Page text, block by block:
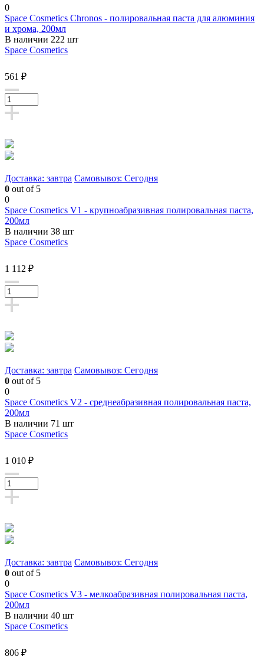
0
Space Cosmetics Chronos - полировальная паста для алюминия
и хрома, 200мл
В наличии 222 шт
Space Cosmetics
561 ₽
Доставка: завтра Самовывоз: Сегодня
0 out of 5
0
Space Cosmetics V1 - крупноабразивная полировальная паста,
200мл
В наличии 38 шт
Space Cosmetics
1 112 ₽
Доставка: завтра Самовывоз: Сегодня
0 out of 5
0
Space Cosmetics V2 - среднеабразивная полировальная паста,
200мл
В наличии 71 шт
Space Cosmetics
1 010 ₽
Доставка: завтра Самовывоз: Сегодня
0 out of 5
0
Space Cosmetics V3 - мелкоабразивная полировальная паста,
200мл
В наличии 40 шт
Space Cosmetics
806 ₽